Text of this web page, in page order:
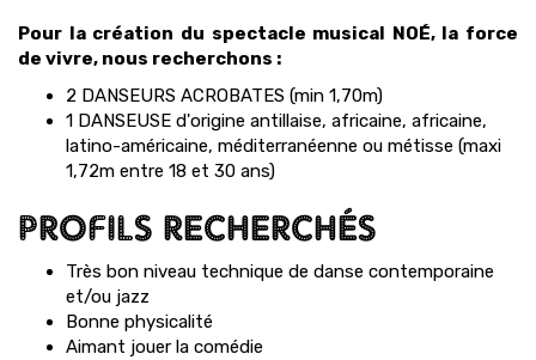
Pour la création du spectacle musical NOÉ, la force
de vivre, nous recherchons :
2 DANSEURS ACROBATES (min 1,70m)
1 DANSEUSE d'origine antillaise, africaine, africaine,
latino-américaine, méditerranéenne ou métisse (maxi
1,72m entre 18 et 30 ans)
PROFILS RECHERCHÉS
Très bon niveau technique de danse contemporaine
et/ou jazz
Bonne physicalité
Aimant jouer la comédie